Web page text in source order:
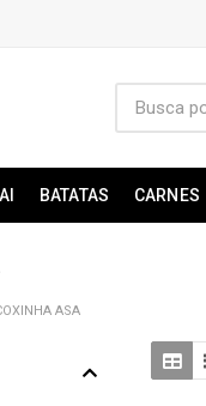
BATATAS CARNES
ASA